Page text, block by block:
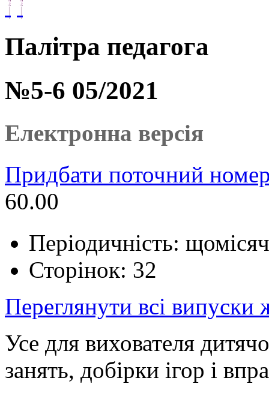
Палітра педагога
№5-6 05/2021
Електронна версія
Придбати поточний
60.00
Періодичність:
Сторінок: 32
Переглянути всі випуски
Усе для вихователя
занять, добірки ігор і